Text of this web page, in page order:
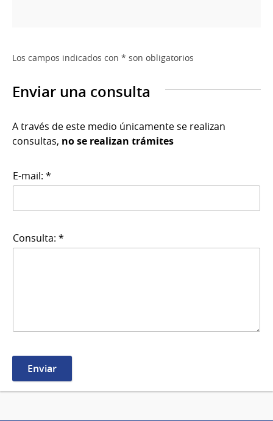
Los campos indicados con * son obligatorios
Enviar una consulta
A través de este medio únicamente se realizan
consultas, no se realizan trámites
E-mail: *
Consulta: *